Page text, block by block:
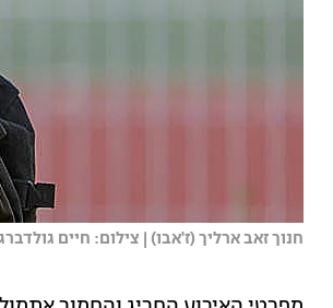
חנוך זאב ארליך (ז'אבו) | צילום: חיים